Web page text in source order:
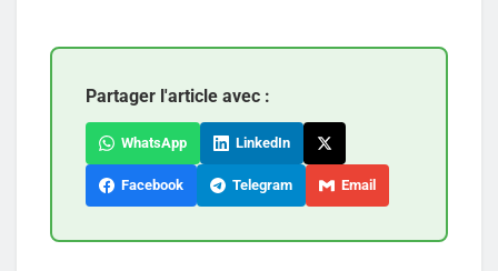
Partager l'article avec :
WhatsApp LinkedIn
Facebook Telegram Email